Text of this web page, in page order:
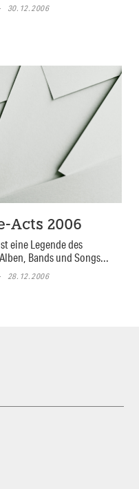
30.12.2006
Acts 2006
eine Legende des
Bands und Songs...
28.12.2006